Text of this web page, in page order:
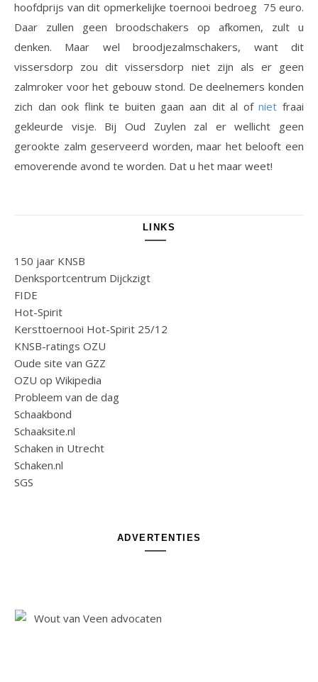
hoofdprijs van dit opmerkelijke toernooi bedroeg 75 euro.
Daar zullen geen broodschakers op afkomen, zult u
denken. Maar wel broodjezalmschakers, want dit
vissersdorp zou dit vissersdorp niet zijn als er geen
zalmroker voor het gebouw stond. De deelnemers konden
zich dan ook flink te buiten gaan aan dit al ofniet fraai
gekleurde visje. Bij Oud Zuylen zal er wellicht geen
gerookte zalm geserveerd worden, maar het belooft een
emoverende avond te worden. Dat u het maar weet!
LINKS
150 jaar KNSB
Denksportcentrum Dijckzigt
FIDE
Hot-Spirit
Kersttoernooi Hot-Spirit 25/12
KNSB-ratings OZU
Oude site van GZZ
OZU op Wikipedia
Probleem van de dag
Schaakbond
Schaaksite.nl
Schaken in Utrecht
Schaken.nl
SGS
ADVERTENTIES